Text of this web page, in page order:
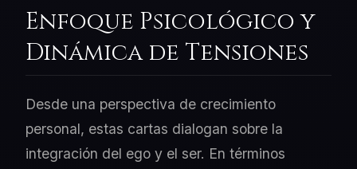
Enfoque Psicológico y
Dinámica de Tensiones
Desde una perspectiva de crecimiento
personal, estas cartas dialogan sobre la
integración del ego y el ser. En términos